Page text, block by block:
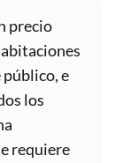
precio
e
los
requiere